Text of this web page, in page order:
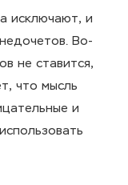
исключают, и
Во-
не ставится,
что мысль
и